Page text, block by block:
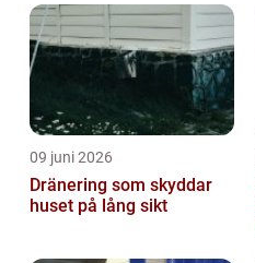
09 juni 2026
Dränering som skyddar
huset på lång sikt